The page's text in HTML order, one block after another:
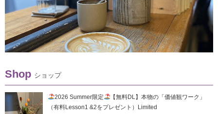
Shop ショップ
2026 Summer限定
【無料DL】本物の「価値観ワーク」
（有料Lesson1 &2をプレゼント）Limited